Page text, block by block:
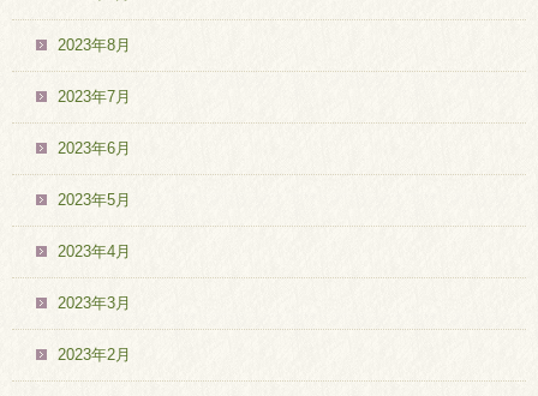
2023年8月
2023年7月
2023年6月
2023年5月
2023年4月
2023年3月
2023年2月